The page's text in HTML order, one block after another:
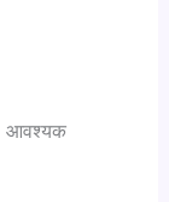
आवश्यक